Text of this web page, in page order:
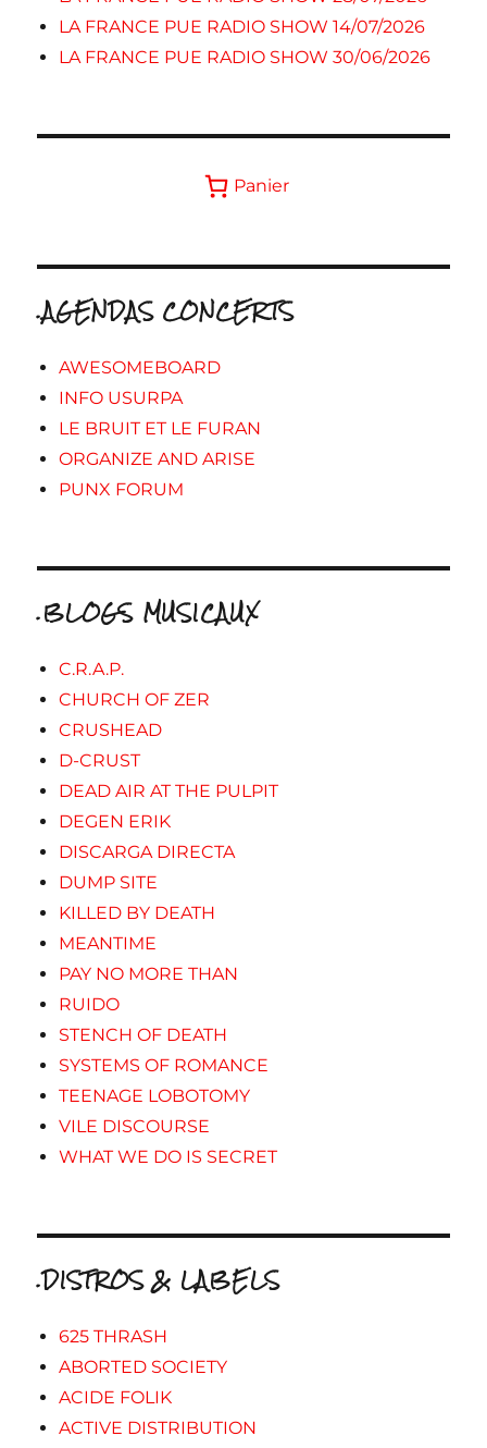
LA FRANCE PUE RADIO SHOW 14/07/2026
LA FRANCE PUE RADIO SHOW 30/06/2026
Panier
.AGENDAS CONCERTS
AWESOMEBOARD
INFO USURPA
LE BRUIT ET LE FURAN
ORGANIZE AND ARISE
PUNX FORUM
.BLOGS MUSICAUX
C.R.A.P.
CHURCH OF ZER
CRUSHEAD
D-CRUST
DEAD AIR AT THE PULPIT
DEGEN ERIK
DISCARGA DIRECTA
DUMP SITE
KILLED BY DEATH
MEANTIME
PAY NO MORE THAN
RUIDO
STENCH OF DEATH
SYSTEMS OF ROMANCE
TEENAGE LOBOTOMY
VILE DISCOURSE
WHAT WE DO IS SECRET
.DISTROS & LABELS
625 THRASH
ABORTED SOCIETY
ACIDE FOLIK
ACTIVE DISTRIBUTION